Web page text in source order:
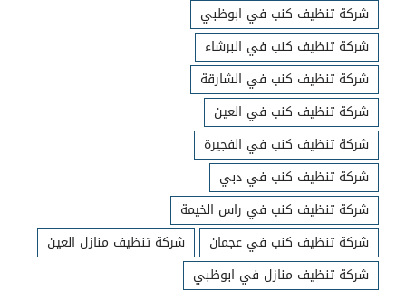
شركة تنظيف كنب في ابوظبي
شركة تنظيف كنب في البرشاء
شركة تنظيف كنب في الشارقة
شركة تنظيف كنب في العين
شركة تنظيف كنب في الفجيرة
شركة تنظيف كنب في دبي
شركة تنظيف كنب في راس الخيمة
شركة تنظيف كنب في عجمان
شركة تنظيف منازل العين
شركة تنظيف منازل في ابوظبي